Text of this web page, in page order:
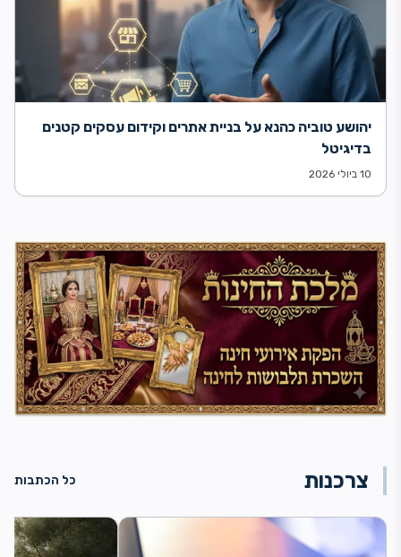
יהושע טוביה כהנא על בניית אתרים וקידום עסקים קטנים
בדיגיטל
10 ביולי 2026
צרכנות כל הכתבות